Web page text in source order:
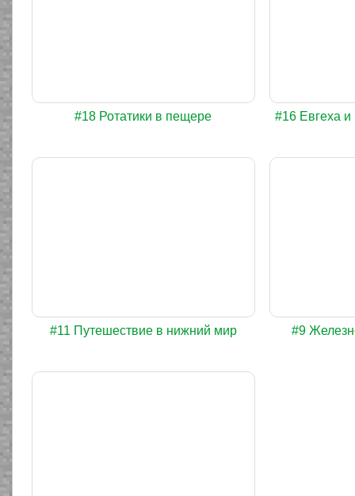
#18 Ротатики в пещере #16 Евгеха
#11 Путешествие в нижний мир #9